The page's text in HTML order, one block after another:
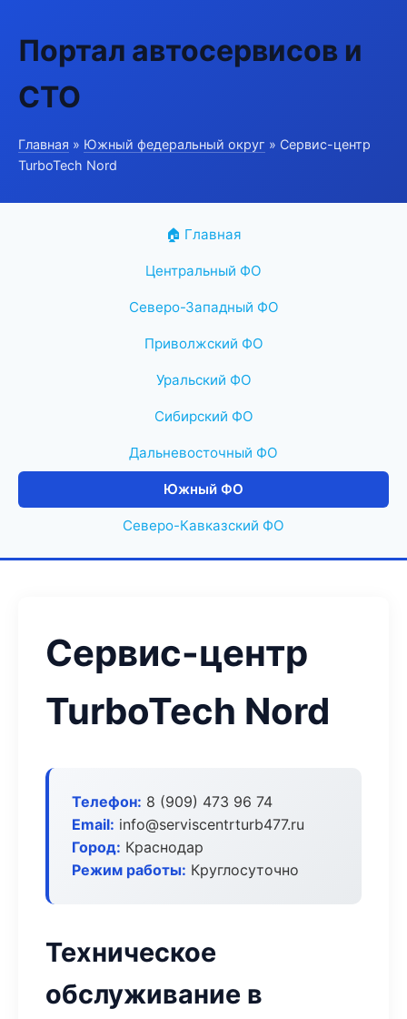
Портал автосервисов и
СТО
Главная » Южный федеральный округ » Сервис-центр
TurboTech Nord
🏠 Главная
Центральный ФО
Северо-Западный ФО
Приволжский ФО
Уральский ФО
Сибирский ФО
Дальневосточный ФО
Южный ФО
Северо-Кавказский ФО
Сервис-центр
TurboTech Nord
Телефон: 8 (909) 473 96 74
Email: info@serviscentrturb477.ru
Город: Краснодар
Режим работы: Круглосуточно
Техническое
обслуживание в